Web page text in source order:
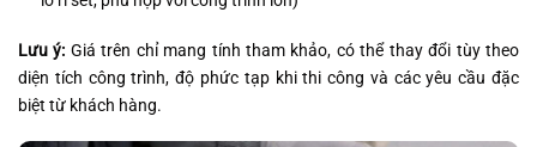
Lưu ý: Giá trên chỉ mang tính tham khảo, có thể thay đổi tùy theo
diện tích công trình, độ phức tạp khi thi công và các yêu cầu đặc
biệt từ khách hàng.